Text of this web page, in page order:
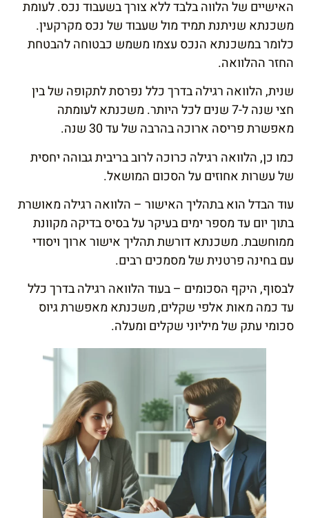
האישיים של הלווה בלבד ללא צורך בשעבוד נכס. לעומת
משכנתא שניתנת תמיד מול שעבוד של נכס מקרקעין.
כלומר במשכנתא הנכס עצמו משמש כבטוחה להבטחת
החזר ההלוואה.
שנית, הלוואה רגילה בדרך כלל נפרסת לתקופה של בין
חצי שנה ל-7 שנים לכל היותר. משכנתא לעומתה
מאפשרת פריסה ארוכה בהרבה של עד 30 שנה.
כמו כן, הלוואה רגילה כרוכה לרוב בריבית גבוהה יחסית
של עשרות אחוזים על הסכום המושאל.
עוד הבדל הוא בתהליך האישור – הלוואה רגילה מאושרת
בתוך יום עד מספר ימים בעיקר על בסיס בדיקה מקוונת
ממוחשבת. משכנתא דורשת תהליך אישור ארוך ויסודי
עם בחינה פרטנית של מסמכים רבים.
לבסוף, היקף הסכומים – בעוד הלוואה רגילה בדרך כלל
עד כמה מאות אלפי שקלים, משכנתא מאפשרת גיוס
סכומי עתק של מיליוני שקלים ומעלה.